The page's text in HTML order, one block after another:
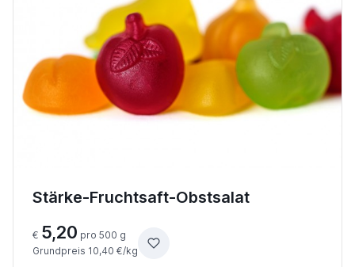
Stärke-Fruchtsaft-Obstsalat
€ 5,20 pro 500 g
Grundpreis 10,40 €/kg